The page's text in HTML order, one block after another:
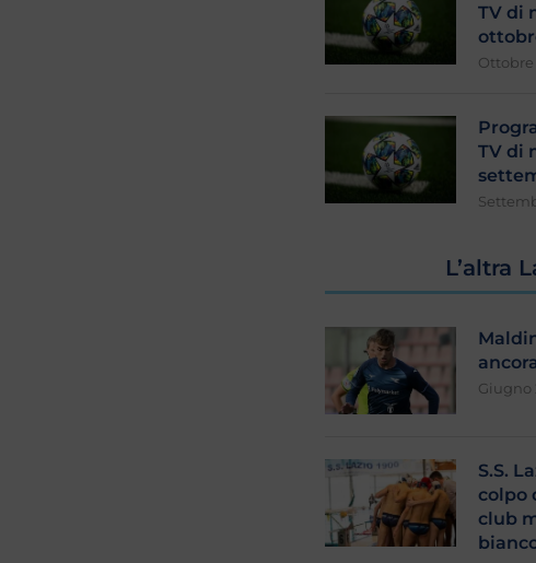
TV di
Ottobre
TV di
L’altra
Giugno
S.S.
colpo
club